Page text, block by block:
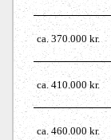
ca. 370.000 kr.
ca. 410.000 kr.
ca. 460.000 kr.